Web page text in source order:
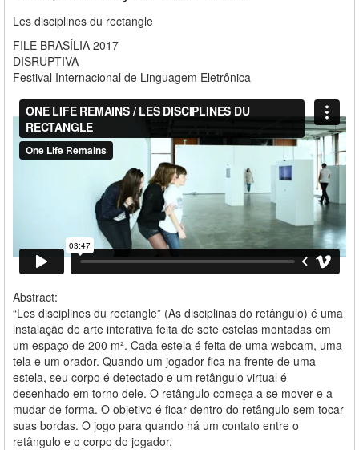
Les disciplines du rectangle
FILE BRASÍLIA 2017
DISRUPTIVA
Festival Internacional de Linguagem Eletrônica
Abstract:
“Les disciplines du rectangle” (As disciplinas do retângulo) é uma
instalação de arte interativa feita de sete estelas montadas em
um espaço de 200 m². Cada estela é feita de uma webcam, uma
tela e um orador. Quando um jogador fica na frente de uma
estela, seu corpo é detectado e um retângulo virtual é
desenhado em torno dele. O retângulo começa a se mover e a
mudar de forma. O objetivo é ficar dentro do retângulo sem tocar
suas bordas. O jogo para quando há um contato entre o
retângulo e o corpo do jogador.